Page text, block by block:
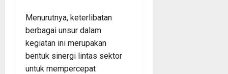
Menurutnya, keterlibatan
berbagai unsur dalam
kegiatan ini merupakan
bentuk sinergi lintas sektor
untuk mempercepat